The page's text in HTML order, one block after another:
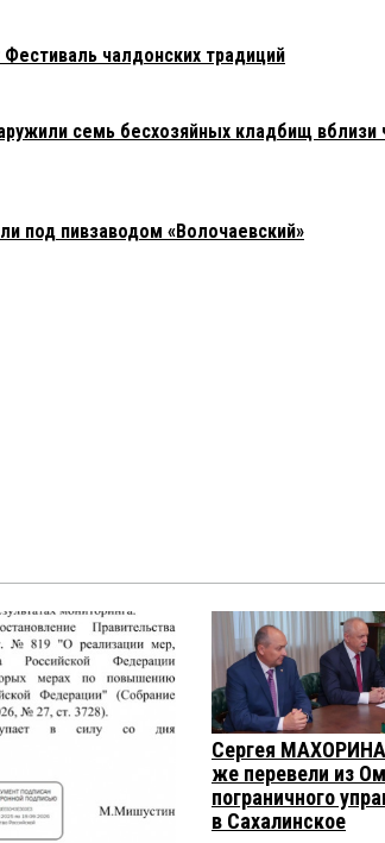
чалдонских традиций
семь бесхозяйных кладбищ вблизи
под пивзаводом «Волочаевский»
Сергея МАХОРИНА
же перевели из
пограничного
в Сахалинское